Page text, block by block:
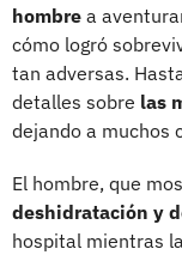
hombre a
cómo logró
tan adversas.
detalles sobre las
dejando a muchos
El hombre, que
deshidratación y
hospital mientras